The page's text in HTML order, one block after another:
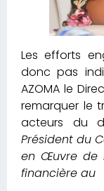
Les efforts
donc pas
AZOMA le
remarquer le
acteurs du
Président du
en Œuvre de
financière au